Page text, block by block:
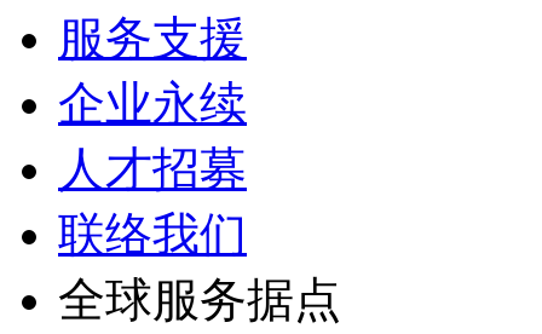
服务支援
企业永续
人才招募
联络我们
全球服务据点